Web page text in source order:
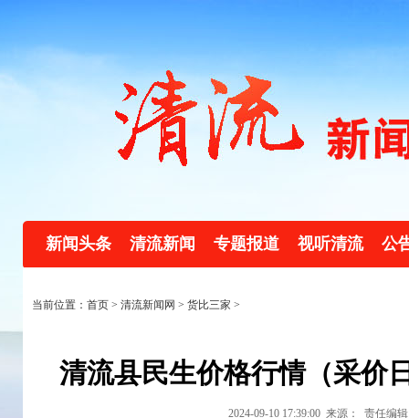
新闻头条 清流新闻 专题报道 视听清流 公
当前位置：首页 > 清流新闻网 > 货比三家 >
清流县民生价格行情（采价
2024-09-10 17:39:00 来源： 责任编